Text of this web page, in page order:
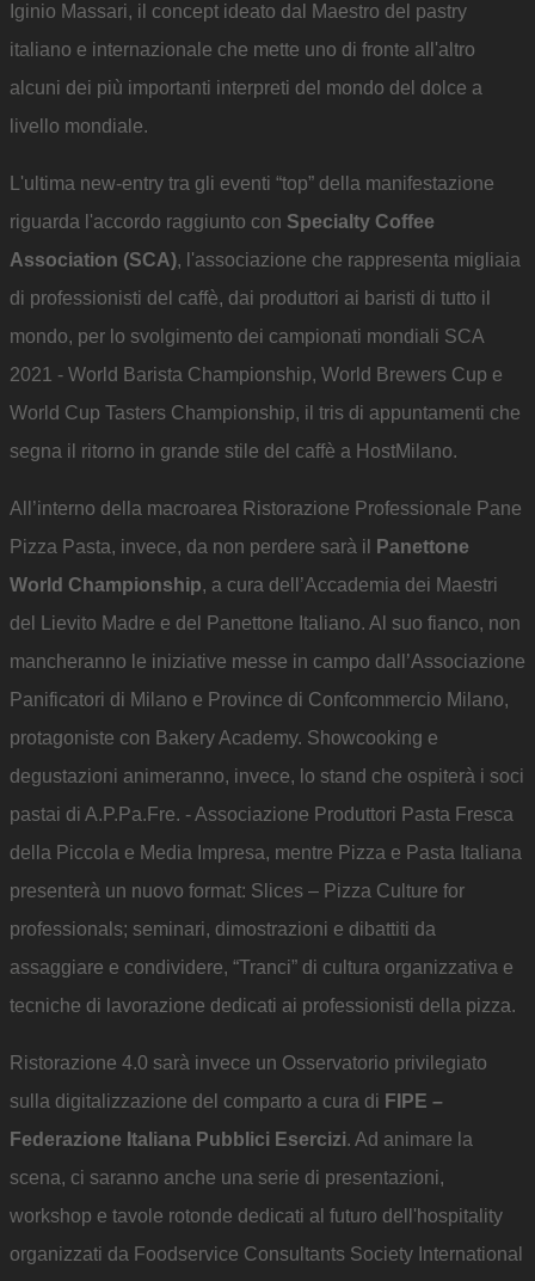
Iginio Massari, il concept ideato dal Maestro del pastry
italiano e internazionale che mette uno di fronte all'altro
alcuni dei più importanti interpreti del mondo del dolce a
livello mondiale.
L'ultima new-entry tra gli eventi “top” della manifestazione
riguarda l'accordo raggiunto con Specialty Coffee
Association (SCA), l'associazione che rappresenta migliaia
di professionisti del caffè, dai produttori ai baristi di tutto il
mondo, per lo svolgimento dei campionati mondiali SCA
2021 - World Barista Championship, World Brewers Cup e
World Cup Tasters Championship, il tris di appuntamenti che
segna il ritorno in grande stile del caffè a HostMilano.
All’interno della macroarea Ristorazione Professionale Pane
Pizza Pasta, invece, da non perdere sarà il
Panettone
World Championship, a cura dell’Accademia dei Maestri
del Lievito Madre e del Panettone Italiano. Al suo fianco, non
mancheranno le iniziative messe in campo dall’Associazione
Panificatori di Milano e Province di Confcommercio Milano,
protagoniste con Bakery Academy. Showcooking e
degustazioni animeranno, invece, lo stand che ospiterà i soci
pastai di A.P.Pa.Fre. - Associazione Produttori Pasta Fresca
della Piccola e Media Impresa, mentre Pizza e Pasta Italiana
presenterà un nuovo format: Slices – Pizza Culture for
professionals; seminari, dimostrazioni e dibattiti da
assaggiare e condividere, “Tranci” di cultura organizzativa e
tecniche di lavorazione dedicati ai professionisti della pizza.
Ristorazione 4.0 sarà invece un Osservatorio privilegiato
sulla digitalizzazione del comparto a cura di FIPE –
Federazione Italiana Pubblici Esercizi. Ad animare la
scena, ci saranno anche una serie di presentazioni,
workshop e tavole rotonde dedicati al futuro dell'hospitality
organizzati da Foodservice Consultants Society International